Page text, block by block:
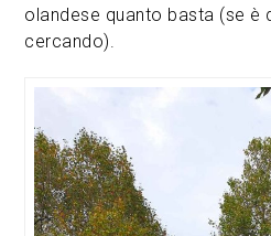
olandese quanto basta (se è
cercando).